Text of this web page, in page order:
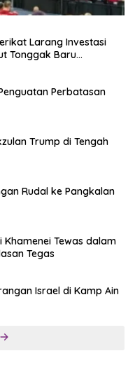
Larang Investasi
Tonggak Baru
Perbatasan
Trump di Tengah
Rudal ke Pangkalan
Khamenei Tewas dalam
Tegas
Israel di Kamp Ain